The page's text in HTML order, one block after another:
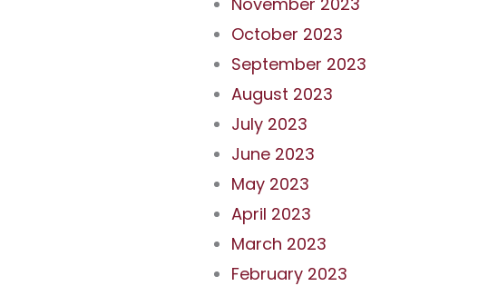
October 2023
September 2023
August 2023
July 2023
June 2023
May 2023
April 2023
March 2023
February 2023